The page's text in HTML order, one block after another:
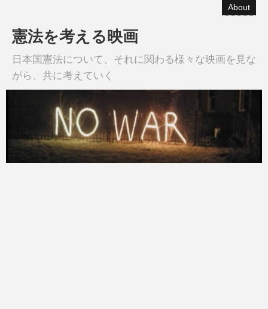
About
憲法を考える映画
日本国憲法について、それに関わる様々な映画を見な
がら、共に考えていく